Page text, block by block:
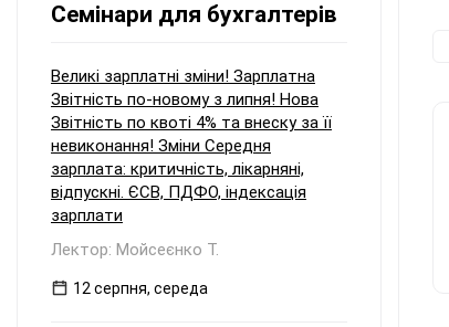
«послуга»?
Семінари для бухгалтерів
Великі зарплатні зміни! Зарплатна
Звітність по-новому з липня! Нова
Звітність по квоті 4% та внеску за її
невиконання! Зміни Середня
зарплата: критичність, лікарняні,
відпускні. ЄСВ, ПДФО, індексація
зарплати
Лектор: Мойсеєнко Т.
12 серпня, середа